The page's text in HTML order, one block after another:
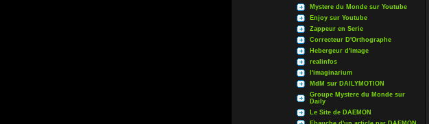
Mystere du Monde sur Youtube
Enjoy sur Youtube
Zappeur en Serie
Correcteur D'Orthographe
Hebergeur d'image
realinfos
l'imaginarium
MdM sur DAILYMOTION
Groupe Mystere du Monde sur
Daily
Le Site de DAEMON